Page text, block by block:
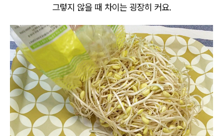
그렇지 않을 때 차이는 굉장히 커요.